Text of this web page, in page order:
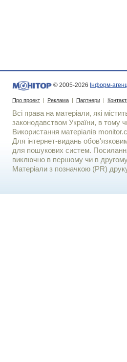
© 2005-2026 Інформ-
Про проект | Реклама | Партнери |
Всі права на матеріали, які
законодавством України, в тому
Використання матерiалiв
Для iнтернет-видань
для пошукових систем.
виключно в першому чи в другому
Матеріали з позначкою (PR)